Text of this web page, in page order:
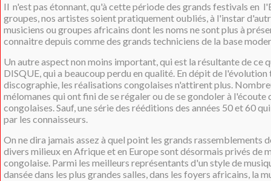
Il n'est pas étonnant, qu'à cette période des grands festivals en
groupes, nos artistes soient pratiquement oubliés, à l'instar
musiciens ou groupes africains dont les noms ne sont plus à
connaitre depuis comme des grands techniciens de la base
Un autre aspect non moins important, qui est la résultante de ce
DISQUE, qui a beaucoup perdu en qualité. En dépit de l'évolution
discographie, les réalisations congolaises n'attirent plus.
mélomanes qui ont fini de se régaler ou de se gondoler à l'écoute
congolaises. Sauf, une série des rééditions des années 50 et 60
par les connaisseurs.
On ne dira jamais assez à quel point les grands rassemblements
divers milieux en Afrique et en Europe sont désormais privés de
congolaise. Parmi les meilleurs représentants d'un style de
dansée dans les plus grandes salles, dans les foyers africains, la